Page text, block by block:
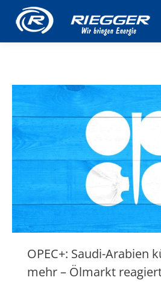
OPEC+: Saudi-Arabien
mehr – Ölmarkt